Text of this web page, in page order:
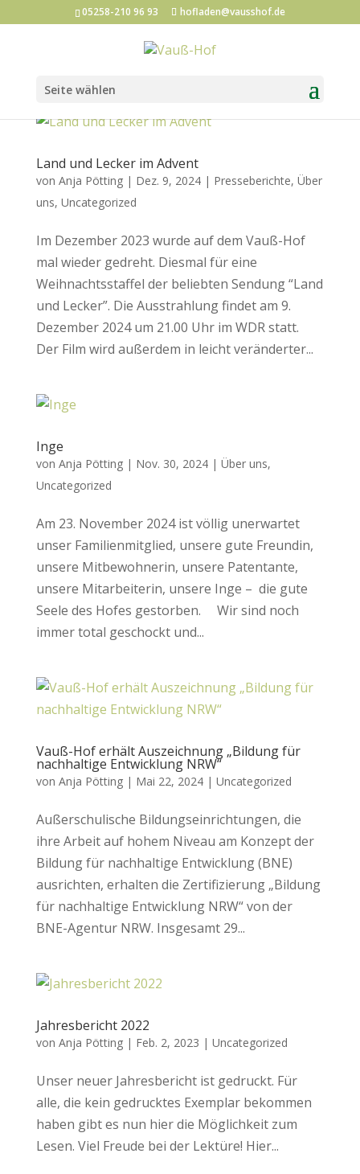
05258-210 96 93 hofladen@vausshof.de
Seite wählen
Land und Lecker im Advent
von Anja Pötting| Dez. 9, 2024| Presseberichte, Über
uns, Uncategorized
Im Dezember 2023 wurde auf dem Vauß-Hof
mal wieder gedreht. Diesmal für eine
Weihnachtsstaffel der beliebten Sendung “Land
und Lecker”. Die Ausstrahlung findet am 9.
Dezember 2024 um 21.00 Uhr im WDR statt.
Der Film wird außerdem in leicht veränderter...
Inge
von Anja Pötting| Nov. 30, 2024| Über uns,
Uncategorized
Am 23. November 2024 ist völlig unerwartet
unser Familienmitglied, unsere gute Freundin,
unsere Mitbewohnerin, unsere Patentante,
unsere Mitarbeiterin, unsere Inge – die gute
Seele des Hofes gestorben. Wir sind noch
immer total geschockt und...
Vauß-Hof erhält Auszeichnung „Bildung für
nachhaltige Entwicklung NRW“
von Anja Pötting| Mai 22, 2024| Uncategorized
Außerschulische Bildungseinrichtungen, die
ihre Arbeit auf hohem Niveau am Konzept der
Bildung für nachhaltige Entwicklung (BNE)
ausrichten, erhalten die Zertifizierung „Bildung
für nachhaltige Entwicklung NRW“ von der
BNE-Agentur NRW. Insgesamt 29...
Jahresbericht 2022
von Anja Pötting| Feb. 2, 2023 | Uncategorized
Unser neuer Jahresbericht ist gedruckt. Für
alle, die kein gedrucktes Exemplar bekommen
haben gibt es nun hier die Möglichkeit zum
Lesen. Viel Freude bei der Lektüre! Hier...